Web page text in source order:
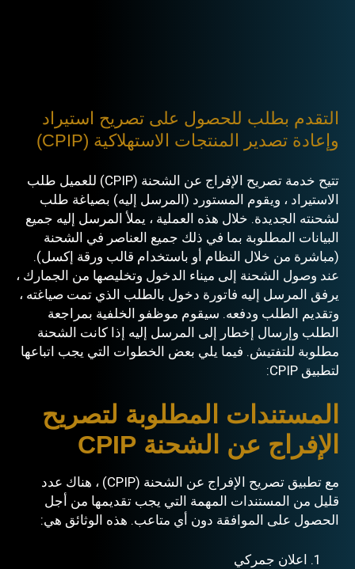
التقدم بطلب للحصول على تصريح استيراد
وإعادة تصدير المنتجات الاستهلاكية (CPIP)
تتيح خدمة تصريح الإفراج عن الشحنة (CPIP) للعميل طلب
الاستيراد ، ويقوم المستورد (المرسل إليه) بصياغة طلب
لشحنته الجديدة. خلال هذه العملية ، يملأ المرسل إليه جميع
البيانات المطلوبة بما في ذلك جميع العناصر في الشحنة
(مباشرة من خلال النظام أو باستخدام قالب ورقة إكسل).
عند وصول الشحنة إلى ميناء الدخول وتخليصها من الجمارك ،
يرفق المرسل إليه فاتورة دخول بالطلب الذي تمت صياغته ،
وتقديم الطلب ودفعه. سيقوم موظفو الخلفية بمراجعة
الطلب وإرسال إخطار إلى المرسل إليه إذا كانت الشحنة
مطلوبة للتفتيش. فيما يلي بعض الخطوات التي يجب اتباعها
لتطبيق CPIP:
المستندات المطلوبة لتصريح
الإفراج عن الشحنة CPIP
مع تطبيق تصريح الإفراج عن الشحنة (CPIP) ، هناك عدد
قليل من المستندات المهمة التي يجب تقديمها من أجل
الحصول على الموافقة دون أي متاعب. هذه الوثائق هي:
اعلان جمركي